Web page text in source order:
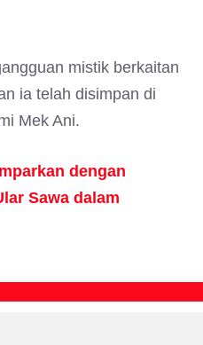
mistik berkaitan
ia telah disimpan di
Mek Ani.
dengan
Sawa dalam